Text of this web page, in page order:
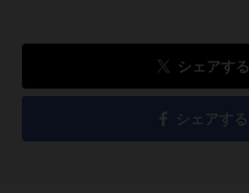
シェアする
シェアする